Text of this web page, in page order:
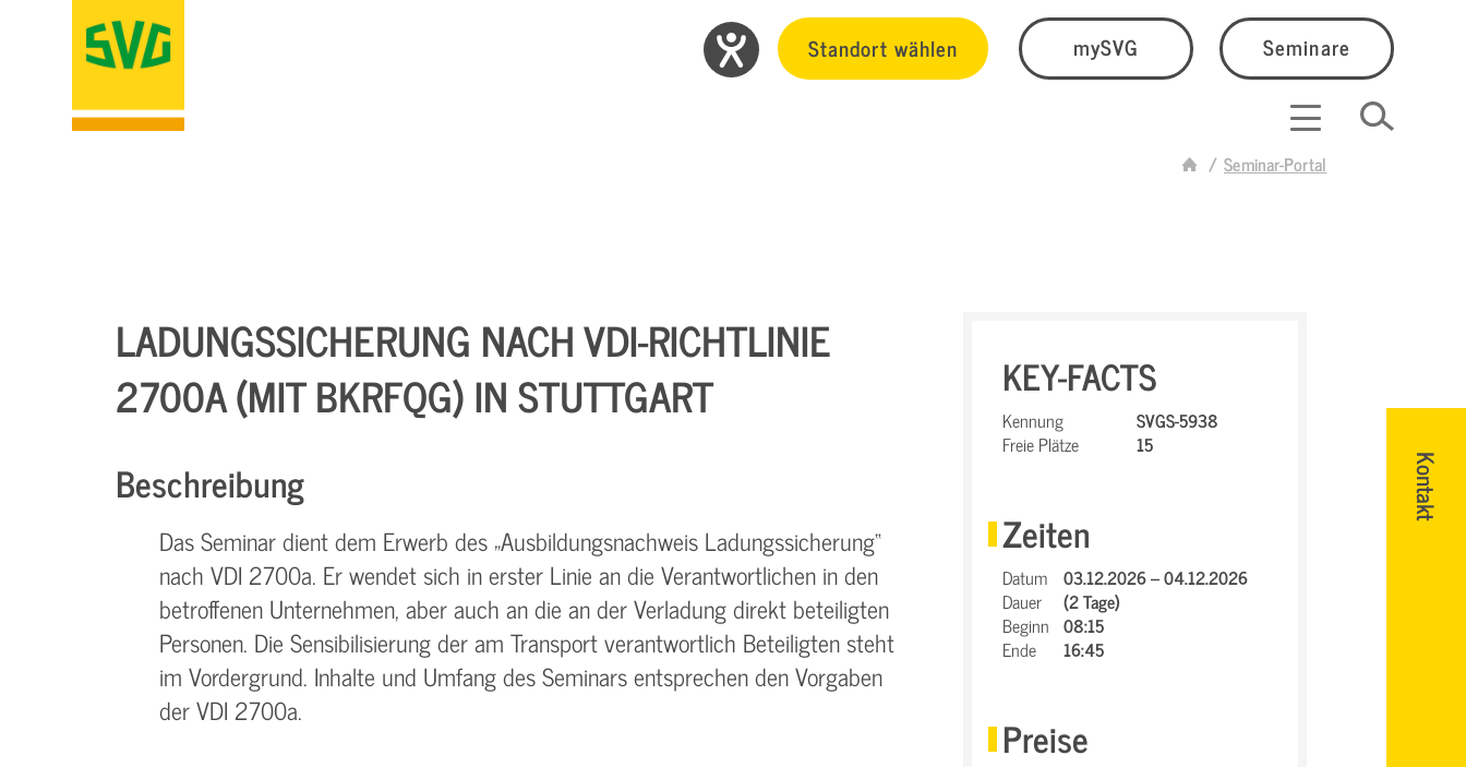
Standort wählen mySVG Seminare
Seminar-Portal
Kontakt
LADUNGSSICHERUNG NACH VDI-RICHTLINIE
2700A (MIT BKRFQG) IN STUTTGART
Beschreibung
Das Seminar dient dem Erwerb des „Ausbildungsnachweis Ladungssicherung“
nach VDI 2700a. Er wendet sich in erster Linie an die Verantwortlichen in den
betroffenen Unternehmen, aber auch an die an der Verladung direkt beteiligten
Personen. Die Sensibilisierung der am Transport verantwortlich Beteiligten steht
im Vordergrund. Inhalte und Umfang des Seminars entsprechen den Vorgaben
der VDI 2700a.
KEY-FACTS
Kennung
SVGS-5938
Freie Plätze
15
Zeiten
Datum 03.12.2026 – 04.12.2026
Dauer
(2 Tage)
Beginn 08:15
Ende
16:45
Preise